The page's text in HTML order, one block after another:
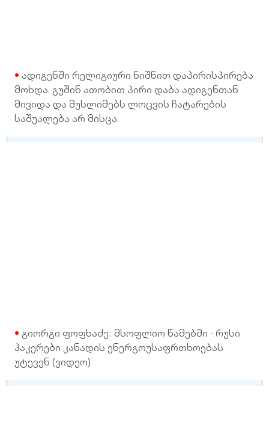
ადიგენში რელიგიური ნიშნით დაპირისპირება
მოხდა. გუშინ ათობით პირი დაბა ადიგენთან
მივიდა და მუსლიმებს ლოცვის ჩატარების
საშუალება არ მისცა.
გიორგი ფოფხაძე: მსოფლიო წამებში - რუსი
ჰაკერები კანადის ენერგოუსაფრთხოებას
უტევენ (ვიდეო)